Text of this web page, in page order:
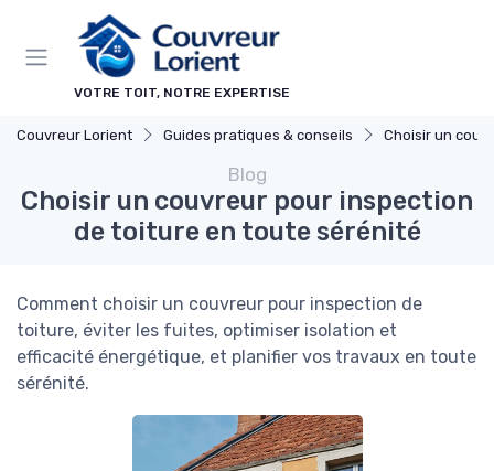
VOTRE TOIT, NOTRE EXPERTISE
Couvreur Lorient Guides pratiques & conseils Choisir un
Blog
Choisir un couvreur pour inspection
de toiture en toute sérénité
Comment choisir un couvreur pour inspection de
toiture, éviter les fuites, optimiser isolation et
efficacité énergétique, et planifier vos travaux en toute
sérénité.
Panneau de gestion des cookies